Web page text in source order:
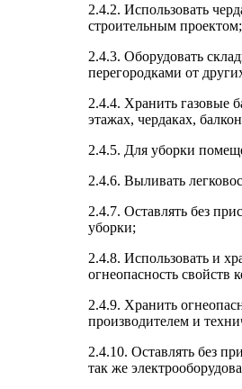
2.4.2. Использовать
строительным проектом;
2.4.3. Оборудовать
перегородками от
2.4.4. Хранить газовые
этажах, чердаках,
2.4.5. Для уборки
2.4.6. Выливать
2.4.7. Оставлять без
уборки;
2.4.8. Использовать и
огнеопасность свойств
2.4.9. Хранить
производителем и
2.4.10. Оставлять без
так же